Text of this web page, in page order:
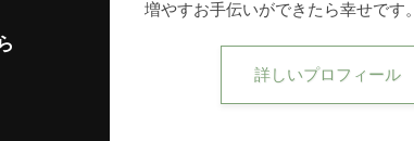
増やすお手伝いができたら幸せです。
詳しいプロフィール